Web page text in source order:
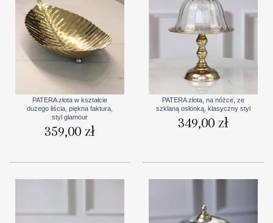
PATERA złota w kształcie
dużego liścia, piękna faktura,
styl glamour
359,00 zł
PATERA złota, na nóżce, ze
szklaną osłonką, klasyczny styl
349,00 zł